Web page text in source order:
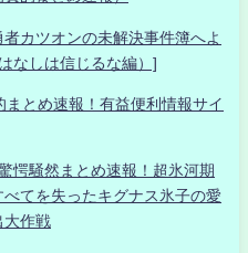
カツオンの未解決事件簿へよ
なしは信じるな編）]
とめ速報！有益便利情報サイ
愕騒然まとめ速報！超氷河期
てを失ったキグナス氷子の愛
大作戦